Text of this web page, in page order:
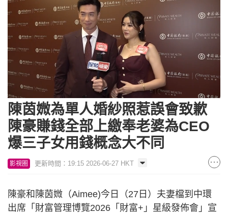
UnmuteLoaded
6.21%
陳茵媺為單人婚紗照惹誤會致歉
陳豪賺錢全部上繳奉老婆為CEO
爆三子女用錢概念大不同
影視圈 更新時間：19:15 2026-06-27 HKT
陳豪和陳茵媺（Aimee)今日（27日）夫妻檔到中環
出席「財富管理博覽2026「財富+」星級發佈會」宣